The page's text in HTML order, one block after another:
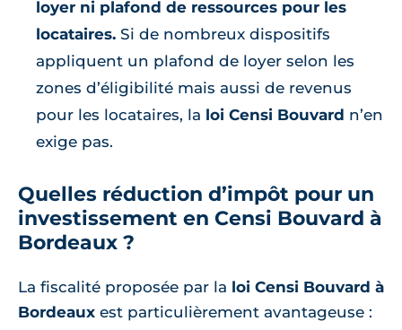
loyer ni plafond de ressources pour les
locataires. Si de nombreux dispositifs
appliquent un plafond de loyer selon les
zones d’éligibilité mais aussi de revenus
pour les locataires, la loi Censi Bouvard n’en
exige pas.
Quelles réduction d’impôt pour un
investissement en Censi Bouvard à
Bordeaux ?
La fiscalité proposée par la loi Censi Bouvard à
Bordeaux est particulièrement avantageuse :